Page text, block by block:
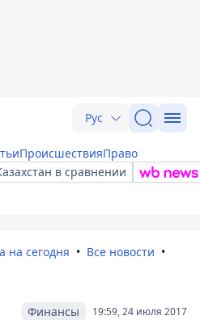
Рус
ПроисшествияПраво
в сравнении
на сегодня
Все новости
19:59, 24 июля 2017
Финансы